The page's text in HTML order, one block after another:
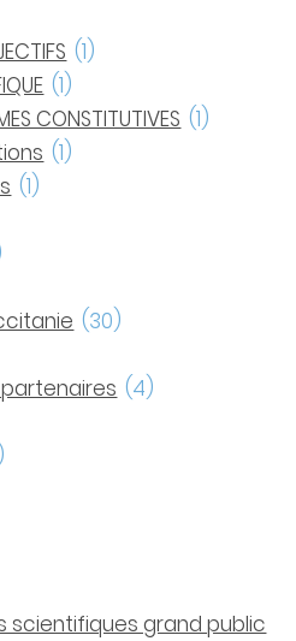
(1)
(1)
CONSTITUTIVES (1)
(1)
(1)
(30)
partenaires (4)
scientifiques grand public